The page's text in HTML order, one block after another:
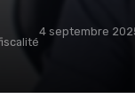
4 septembre